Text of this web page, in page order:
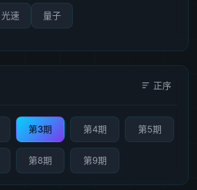
光速 量子
正序
第3期 第4期 第5期
第8期 第9期